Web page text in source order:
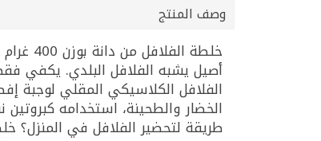
وصف المنتج
أصيل يشبه الفلافل البلدي. يكفي
الخضار والطحينة، استخدامه